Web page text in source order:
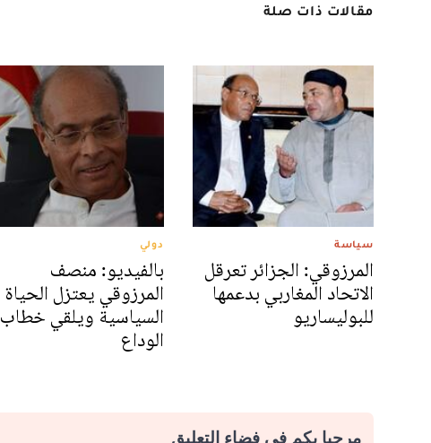
مقالات ذات صلة
سياسة
المرزوقي: الجزائر تعرقل
الاتحاد المغاربي بدعمها
للبوليساريو
دولي
بالفيديو: منصف
المرزوقي يعتزل الحياة
السياسية ويلقي خطاب
الوداع
مرحبا بكم في فضاء التعليق